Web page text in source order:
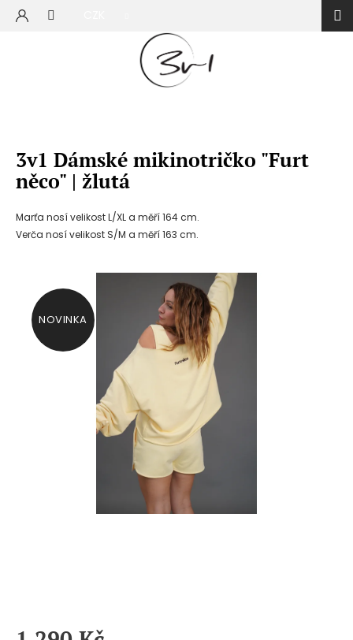
Přejít
3v1 Dámské mikinotričko "Furt
něco" | žlutá
Marťa nosí velikost L/XL a měří 164 cm.
Verča nosí velikost S/M a měří 163 cm.
NOVINKA